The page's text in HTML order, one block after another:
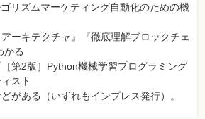
リズムマーケティング自動化のための機
ーキテクチャ』『徹底理解ブロックチェ
かる
第2版］Python機械学習プログラミング
スト
がある（いずれもインプレス発行）。